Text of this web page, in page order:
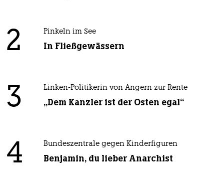
2 Pinkeln im See
In Fließgewässern
3 Linken-Politikerin von Angern zur Rente
„Dem Kanzler ist der Osten egal“
4 Bundeszentrale gegen Kinderfiguren
Benjamin, du lieber Anarchist